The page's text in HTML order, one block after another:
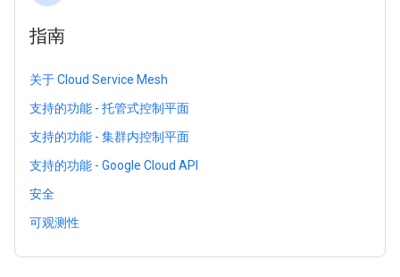
指南
关于 Cloud Service Mesh
支持的功能 - 托管式控制平面
支持的功能 - 集群内控制平面
支持的功能 - Google Cloud API
安全
可观测性